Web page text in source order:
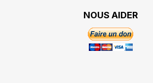
NOUS AIDER